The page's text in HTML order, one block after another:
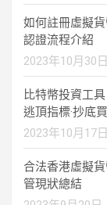
如何註冊虛擬
認證流程介紹
2023年10月30日
比特幣投資工
逃頂指標·抄底
2023年10月17日
合法香港虛擬
管現狀總結